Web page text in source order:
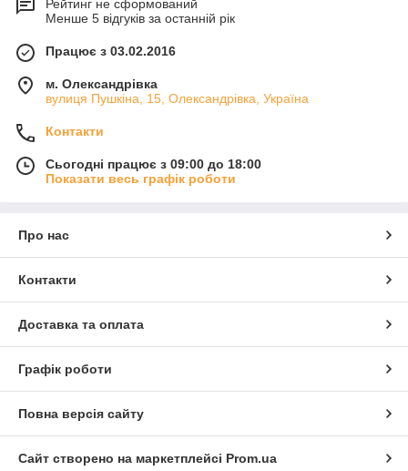
Рейтинг не сформований
Менше 5 відгуків за останній рік
Працює з 03.02.2016
м. Олександрівка
вулиця Пушкіна, 15, Олександрівка, Україна
Контакти
Сьогодні працює з 09:00 до 18:00
Показати весь графік роботи
Про нас
Контакти
Доставка та оплата
Графік роботи
Повна версія сайту
Сайт створено на маркетплейсі Prom.ua